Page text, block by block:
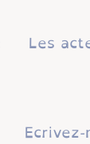
Les
Ecrivez-